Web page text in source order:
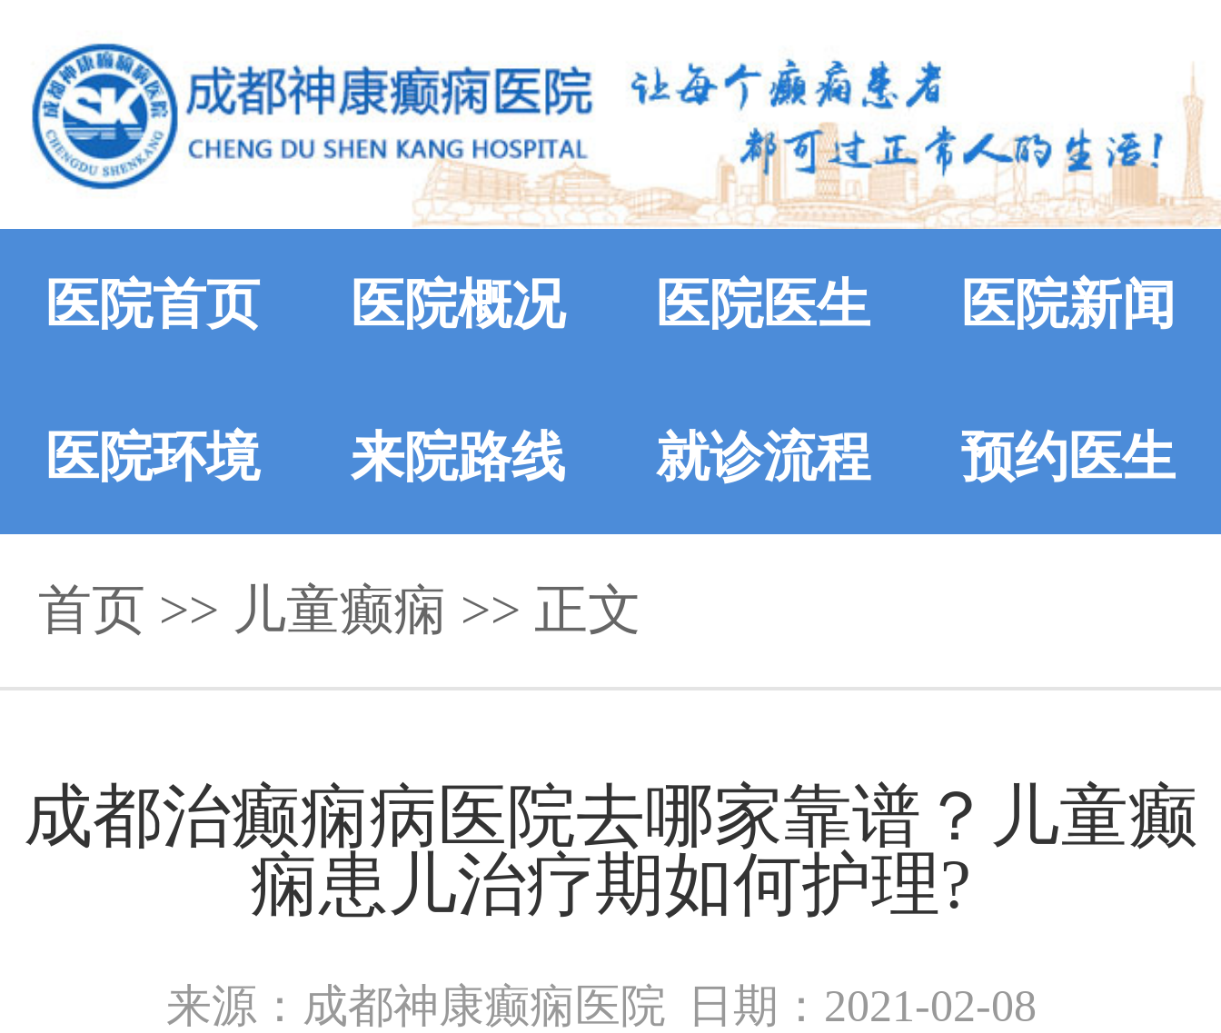
医院首页 医院概况 医院医生 医院新闻
医院环境 来院路线 就诊流程 预约医生
首页 >> 儿童癫痫 >> 正文
​成都治癫痫病医院去哪家靠谱？儿童癫
痫患儿治疗期如何护理?
来源：成都神康癫痫医院 日期：2021-02-08